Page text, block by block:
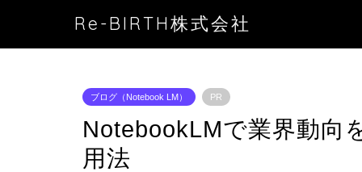
Re-BIRTH株式会社
ブログ（Notebook LM） PR
NotebookLMで業界動向
用法